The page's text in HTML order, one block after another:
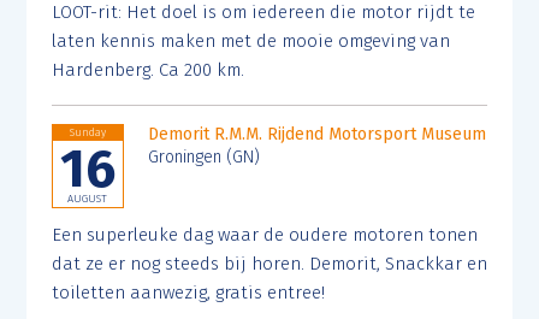
LOOT-rit: Het doel is om iedereen die motor rijdt te
laten kennis maken met de mooie omgeving van
Hardenberg. Ca 200 km.
Sunday
16
AUGUST
Demorit R.M.M. Rijdend Motorsport Museum
Groningen (GN)
Een superleuke dag waar de oudere motoren tonen
dat ze er nog steeds bij horen. Demorit, Snackkar en
toiletten aanwezig, gratis entree!